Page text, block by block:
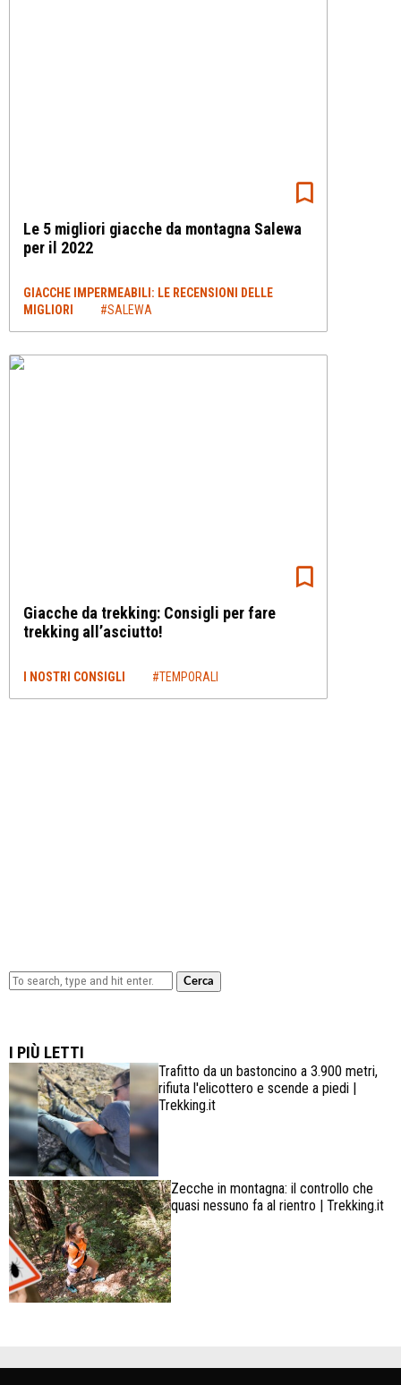
Le 5 migliori giacche da montagna Salewa
per il 2022
GIACCHE IMPERMEABILI: LE RECENSIONI DELLE
MIGLIORI
#SALEWA
Giacche da trekking: Consigli per fare
trekking all’asciutto!
I NOSTRI CONSIGLI #TEMPORALI
Cerca
I PIÙ LETTI
Trafitto da un bastoncino a 3.900 metri,
rifiuta l'elicottero e scende a piedi |
Trekking.it
Zecche in montagna: il controllo che
quasi nessuno fa al rientro | Trekking.it